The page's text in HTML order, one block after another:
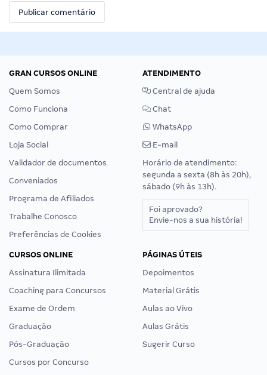
GRAN CURSOS ONLINE
Quem Somos
Como Funciona
Como Comprar
Loja Social
Validador de documentos
Conveniados
Programa de Afiliados
Trabalhe Conosco
Preferências de Cookies
ATENDIMENTO
Central de ajuda
Chat
WhatsApp
E-mail
Horário de atendimento:
segunda a sexta (8h às 20h),
sábado (9h às 13h).
Foi aprovado?
Envie-nos a sua história!
CURSOS ONLINE
Assinatura Ilimitada
Coaching para Concursos
Exame de Ordem
Graduação
Pós-Graduação
Cursos por Concurso
PÁGINAS ÚTEIS
Depoimentos
Material Grátis
Aulas ao Vivo
Aulas Grátis
Sugerir Curso